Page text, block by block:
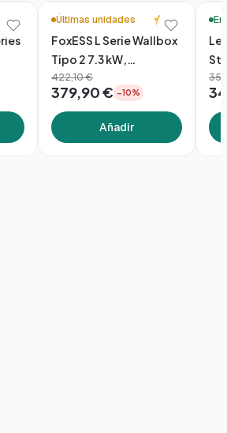
Últimas unidades
5.0
FoxESS L Serie Wallbox
Tipo 2 7.3 kW,
App/WiFi/Bluetooth
422,10 €
379,90 € −10%
Añadir